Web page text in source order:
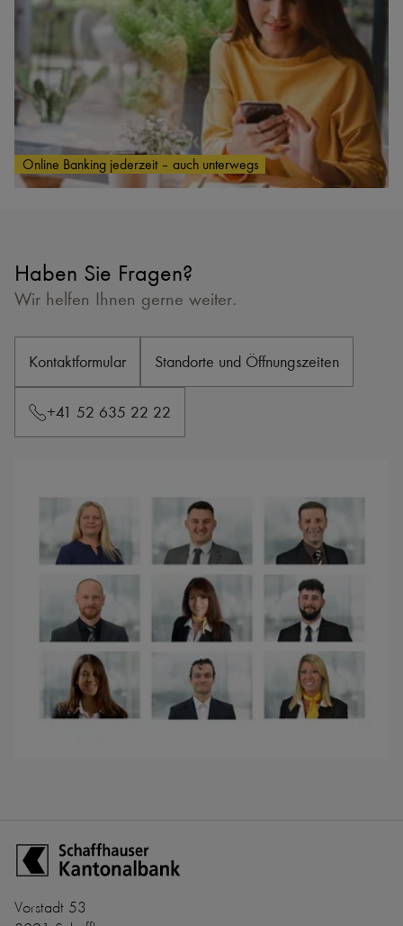
Online Banking jederzeit – auch unterwegs
Haben Sie Fragen?
Wir helfen Ihnen gerne weiter.
Kontaktformular Standorte und Öffnungszeiten
+41 52 635 22 22
Vorstadt 53